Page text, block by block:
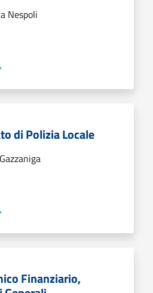
Nespoli
di Polizia Locale
Finanziario,